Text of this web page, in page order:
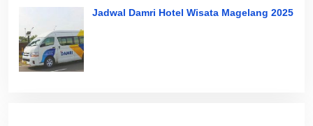
Jadwal Damri Hotel Wisata Magelang 2025